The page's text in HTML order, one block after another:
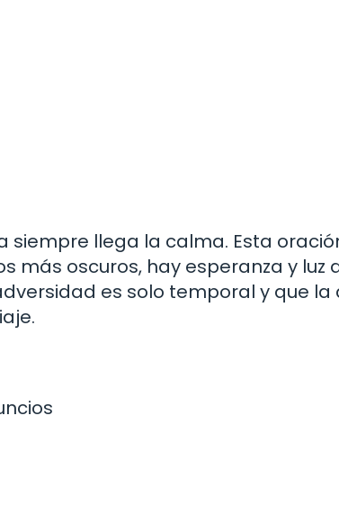
llega la calma. Esta
más oscuros, hay esperanza y luz
es solo temporal y que la